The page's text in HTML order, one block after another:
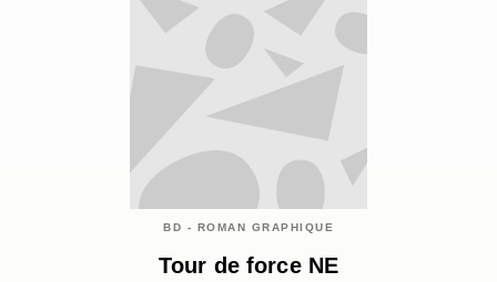
BD - ROMAN GRAPHIQUE
Tour de force NE